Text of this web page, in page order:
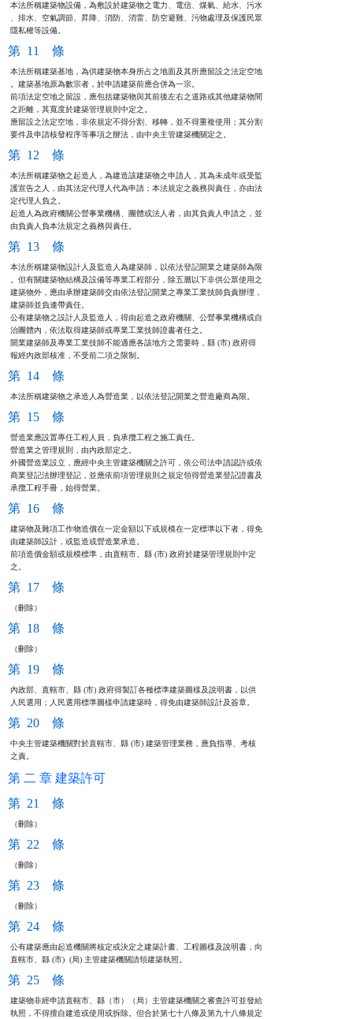
本法所稱建築物設備，為敷設於建築物之電力、電信、煤氣、給水、污水
、排水、空氣調節、昇降、消防、消雷、防空避難、污物處理及保護民眾
隱私權等設備。
第 11 條
本法所稱建築基地，為供建築物本身所占之地面及其所應留設之法定空地
。建築基地原為數宗者，於申請建築前應合併為一宗。
前項法定空地之留設，應包括建築物與其前後左右之道路或其他建築物間
之距離，其寬度於建築管理規則中定之。
應留設之法定空地，非依規定不得分割、移轉，並不得重複使用；其分割
要件及申請核發程序等事項之辦法，由中央主管建築機關定之。
第 12 條
本法所稱建築物之起造人，為建造該建築物之申請人，其為未成年或受監
護宣告之人，由其法定代理人代為申請；本法規定之義務與責任，亦由法
定代理人負之。
起造人為政府機關公營事業機構、團體或法人者，由其負責人申請之，並
由負責人負本法規定之義務與責任。
第 13 條
本法所稱建築物設計人及監造人為建築師，以依法登記開業之建築師為限
。但有關建築物結構及設備等專業工程部分，除五層以下非供公眾使用之
建築物外，應由承辦建築師交由依法登記開業之專業工業技師負責辦理，
建築師並負連帶責任。
公有建築物之設計人及監造人，得由起造之政府機關、公營事業機構或自
治團體內，依法取得建築師或專業工業技師證書者任之。
開業建築師及專業工業技師不能適應各該地方之需要時，縣 (市) 政府得
報經內政部核准，不受前二項之限制。
第 14 條
本法所稱建築物之承造人為營造業，以依法登記開業之營造廠商為限。
第 15 條
營造業應設置專任工程人員，負承攬工程之施工責任。
營造業之管理規則，由內政部定之。
外國營造業設立，應經中央主管建築機關之許可，依公司法申請認許或依
商業登記法辦理登記，並應依前項管理規則之規定領得營造業登記證書及
承攬工程手冊，始得營業。
第 16 條
建築物及雜項工作物造價在一定金額以下或規模在一定標準以下者，得免
由建築師設計，或監造或營造業承造。
前項造價金額或規模標準，由直轄市、縣 (市) 政府於建築管理規則中定
之。
第 17 條
（刪除）
第 18 條
（刪除）
第 19 條
內政部、直轄市、縣 (市) 政府得製訂各種標準建築圖樣及說明書，以供
人民選用；人民選用標準圖樣申請建築時，得免由建築師設計及簽章。
第 20 條
中央主管建築機關對於直轄市、縣 (市) 建築管理業務，應負指導、考核
之責。
第 二 章 建築許可
第 21 條
（刪除）
第 22 條
（刪除）
第 23 條
（刪除）
第 24 條
公有建築應由起造機關將核定或決定之建築計畫、工程圖樣及說明書，向
直轄市、縣 (市)  (局) 主管建築機關請領建築執照。
第 25 條
建築物非經申請直轄市、縣（市）（局）主管建築機關之審查許可並發給
執照，不得擅自建造或使用或拆除。但合於第七十八條及第九十八條規定